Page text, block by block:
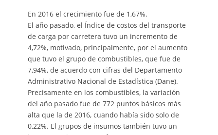
En 2016 el crecimiento fue de 1,67%.
El año pasado, el Índice de costos del transporte
de carga por carretera tuvo un incremento de
4,72%, motivado, principalmente, por el aumento
que tuvo el grupo de combustibles, que fue de
7,94%, de acuerdo con cifras del Departamento
Administrativo Nacional de Estadística (Dane).
Precisamente en los combustibles, la variación
del año pasado fue de 772 puntos básicos más
alta que la de 2016, cuando había sido solo de
0,22%. El grupos de insumos también tuvo un